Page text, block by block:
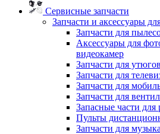
Сервисные запчасти
Запчасти и аксессуары
Запчасти для
Аксессуары для
видеокамер
Запчасти для
Запчасти для
Запчасти для
Запчасти для
Запасные части для
Пульты
Запчасти для